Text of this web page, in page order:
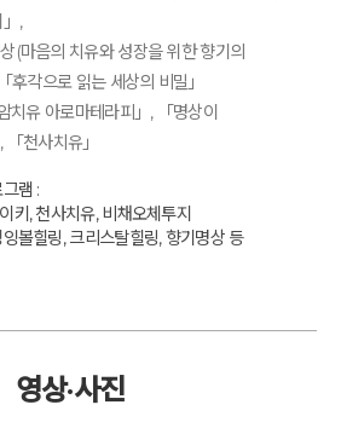
,
상(마음의 치유와 성장을 위한 향기의
후각으로 읽는 세상의 비밀」
치유 아로마테라피」, 「명상이
천사치유」
램 :
키, 천사치유, 비채오체투지
볼힐링, 크리스탈힐링, 향기명상 등
영상·사진